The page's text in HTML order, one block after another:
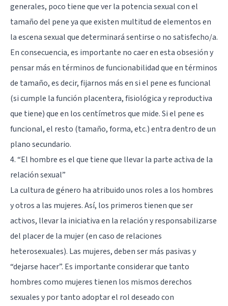
generales, poco tiene que ver la potencia sexual con el
tamaño del pene ya que existen multitud de elementos en
la escena sexual que determinará sentirse o no satisfecho/a.
En consecuencia, es importante no caer en esta obsesión y
pensar más en términos de funcionabilidad que en términos
de tamaño, es decir, fijarnos más en si el pene es funcional
(si cumple la función placentera, fisiológica y reproductiva
que tiene) que en los centímetros que mide. Si el pene es
funcional, el resto (tamaño, forma, etc.) entra dentro de un
plano secundario.
4. “El hombre es el que tiene que llevar la parte activa de la
relación sexual”
La cultura de género ha atribuido unos roles a los hombres
y otros a las mujeres. Así, los primeros tienen que ser
activos, llevar la iniciativa en la relación y responsabilizarse
del placer de la mujer (en caso de relaciones
heterosexuales). Las mujeres, deben ser más pasivas y
“dejarse hacer”. Es importante considerar que tanto
hombres como mujeres tienen los mismos derechos
sexuales y por tanto adoptar el rol deseado con